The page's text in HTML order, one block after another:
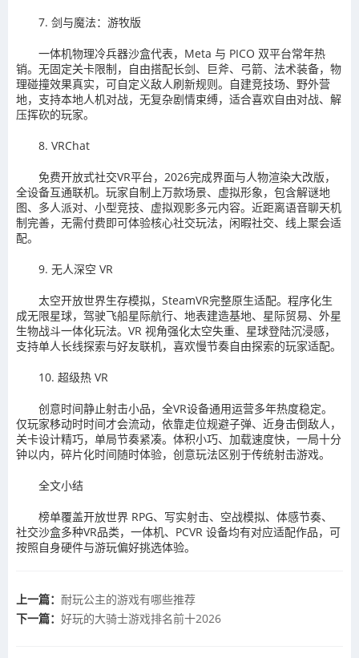
7. 剑与魔法：游牧版
一体机物理冷兵器沙盒代表，Meta 与 PICO 双平台常年热
销。无固定关卡限制，自由搭配长剑、巨斧、弓箭、法术装备，物
理碰撞效果真实，可自定义敌人刷新规则。自建竞技场、野外营
地，支持本地人机对战，无复杂剧情束缚，适合喜欢自由对战、解
压挥砍的玩家。
8. VRChat
免费开放式社交VR平台，2026完成界面与人物渲染大改版，
全设备互通联机。玩家自制上万款场景、虚拟形象，包含解谜地
图、多人派对、小型竞技、虚拟观影多元内容。近距离语音聊天机
制完善，无需付费即可体验核心社交玩法，闲暇社交、线上聚会适
配。
9. 无人深空 VR
太空开放世界生存模拟，SteamVR完整原生适配。程序化生
成无限星球，驾驶飞船星际航行、地表建造基地、星际贸易、外星
生物战斗一体化玩法。VR 视角强化太空失重、星球登陆沉浸感，
支持单人长线探索与好友联机，喜欢慢节奏自由探索的玩家适配。
10. 超级热 VR
创意时间静止射击小品，全VR设备通用运营多年热度稳定。
仅玩家移动时时间才会流动，依靠走位规避子弹、近身击倒敌人，
关卡设计精巧，单局节奏紧凑。体积小巧、加载速度快，一局十分
钟以内，碎片化时间随时体验，创意玩法区别于传统射击游戏。
全文小结
榜单覆盖开放世界 RPG、写实射击、空战模拟、体感节奏、
社交沙盒多种VR品类，一体机、PCVR 设备均有对应适配作品，可
按照自身硬件与游玩偏好挑选体验。
上一篇： 耐玩公主的游戏有哪些推荐
下一篇： 好玩的大骑士游戏排名前十2026